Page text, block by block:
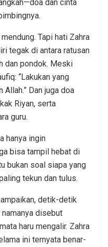
dan cinta
Tapi hati Zahra
tegak di antara ratusan
dan pondok. Meski
“Lakukan yang
Dan juga doa
Riyan, serta
guru.
hanya ingin
bisa tampil hebat di
bukan soal siapa yang
tekun dan tulus.
detik-detik
disebut
haru mengalir. Zahra
ini ternyata benar-